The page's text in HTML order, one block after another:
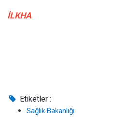
İLKHA
Etiketler :
Sağlık Bakanlığı